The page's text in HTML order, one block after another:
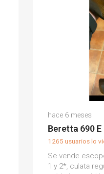
hace 6 meses
Beretta 690 E
1265 usuarios lo
Se vende
1 y 2*, culata